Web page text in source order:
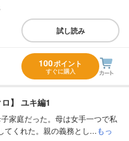
試し読み
100ポイント
すぐに購入
】 ユキ編1
家庭だった。母は女手一つで私
てくれた。親の義務とし...もっ